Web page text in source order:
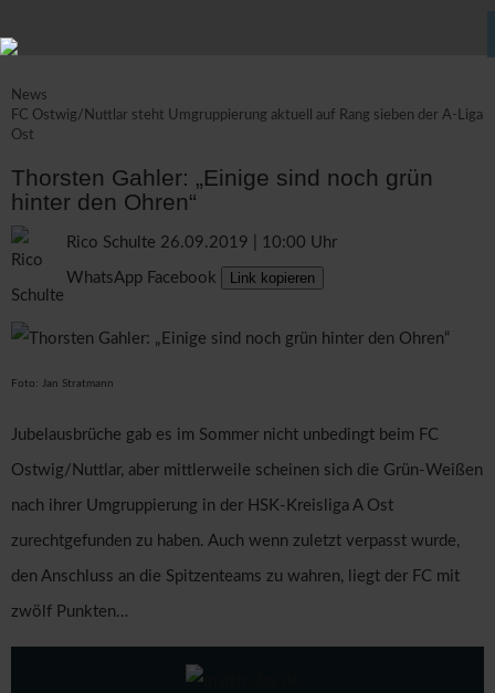
News
FC Ostwig/Nuttlar steht Umgruppierung aktuell auf Rang sieben der A-Liga
Ost
Thorsten Gahler: „Einige sind noch grün
hinter den Ohren“
Rico Schulte 26.09.2019 | 10:00 Uhr
WhatsApp Facebook Link kopieren
Foto: Jan Stratmann
Jubelausbrüche gab es im Sommer nicht unbedingt beim FC
Ostwig/Nuttlar, aber mittlerweile scheinen sich die Grün-Weißen
nach ihrer Umgruppierung in der HSK-Kreisliga A Ost
zurechtgefunden zu haben. Auch wenn zuletzt verpasst wurde,
den Anschluss an die Spitzenteams zu wahren, liegt der FC mit
zwölf Punkten…